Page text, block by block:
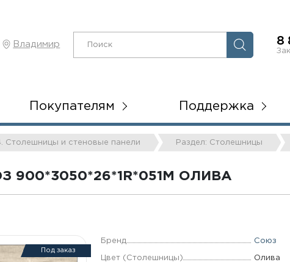
Владимир 8
Покупателям Поддержка
Столешницы и стеновые панели Раздел: Столешницы
ОЛИВА
Под заказ
Бренд Союз
Цвет (Столешницы) Олива